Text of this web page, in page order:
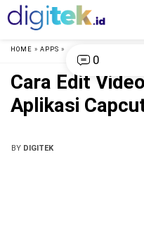
HOME » APPS »
Cara Edit
Aplikasi
BY DIGITEK
0